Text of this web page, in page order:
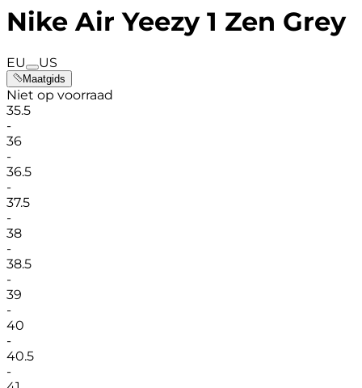
Nike Air Yeezy 1 Zen Grey
EU US
Maatgids
Niet op voorraad
35.5
-
36
-
36.5
-
37.5
-
38
-
38.5
-
39
-
40
-
40.5
-